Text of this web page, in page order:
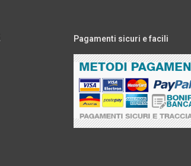
Pagamenti sicuri e facili